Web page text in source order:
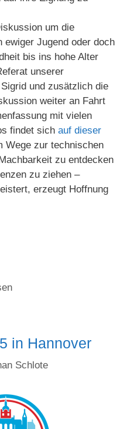
um die
ewiger Jugend oder doch
bis ins hohe Alter
unserer
und zusätzlich die
weiter an Fahrt
mit vielen
findet sich auf dieser
Wege zur technischen
zu entdecken
zu ziehen –
erzeugt Hoffnung
in Hannover
Schlote